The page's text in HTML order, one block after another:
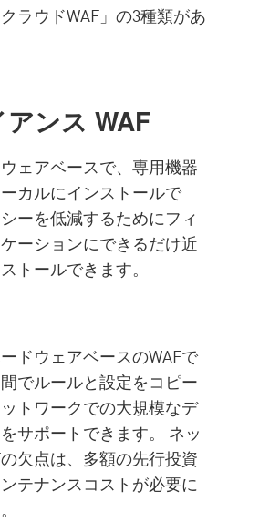
ラウドWAF」の3種類があ
ンス WAF
ェアベースで、専用機器
カルにインストールで
ーを低減するためにフィ
ーションにできるだけ近
トールできます。
ドウェアベースのWAFで
でルールと設定をコピー
トワークでの大規模なデ
サポートできます。 ネッ
の欠点は、多額の先行投資
テナンスコストが必要に